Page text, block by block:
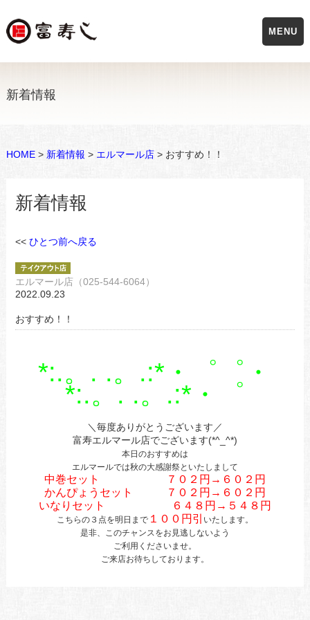
新着情報
HOME> 新着情報 > エルマール店> おすすめ！！
新着情報
<< ひとつ前へ戻る
エルマール店（025-544-6064）
2022.09.23
おすすめ！！
*:.。. .。.:*・゜゜・
*:.。. .。.:*・゜
＼毎度ありがとうございます／
富寿エルマール店でございます(*^_^*)
本日のおすすめは
エルマールでは秋の大感謝祭といたしまして
中巻セット ７０２円→６０２円
かんぴょうセット ７０２円→６０２円
いなりセット ６４８円→５４８円
こちらの３点を明日まで１００円引 いたします。
是非、このチャンスをお見逃しないよう
ご利用くださいませ。
ご来店お待ちしております。
MENU